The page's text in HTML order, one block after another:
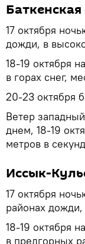
17 октября
дожди, в
18-19 октября
в горах снег,
20-23 октября
Ветер
днем, 18-19
метров в
Иссык-
17 октября
районах дожди,
18-19 октября
в предгорных